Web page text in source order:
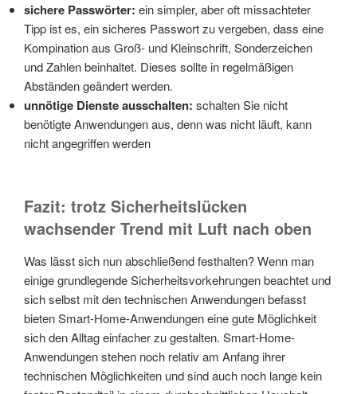
sichere Passwörter: ein simpler, aber oft missachteter
Tipp ist es, ein sicheres Passwort zu vergeben, dass eine
Kompination aus Groß- und Kleinschrift, Sonderzeichen
und Zahlen beinhaltet. Dieses sollte in regelmäßigen
Abständen geändert werden.
unnötige Dienste ausschalten: schalten Sie nicht
benötigte Anwendungen aus, denn was nicht läuft, kann
nicht angegriffen werden
Fazit: trotz Sicherheitslücken
wachsender Trend mit Luft nach oben
Was lässt sich nun abschließend festhalten? Wenn man
einige grundlegende Sicherheitsvorkehrungen beachtet und
sich selbst mit den technischen Anwendungen befasst
bieten Smart-Home-Anwendungen eine gute Möglichkeit
sich den Alltag einfacher zu gestalten. Smart-Home-
Anwendungen stehen noch relativ am Anfang ihrer
technischen Möglichkeiten und sind auch noch lange kein